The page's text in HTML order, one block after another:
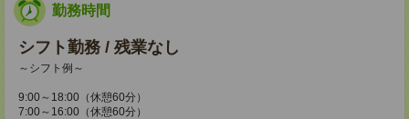
勤務時間
シフト勤務 / 残業なし
～シフト例～
9:00～18:00（休憩60分）
7:00～16:00（休憩60分）